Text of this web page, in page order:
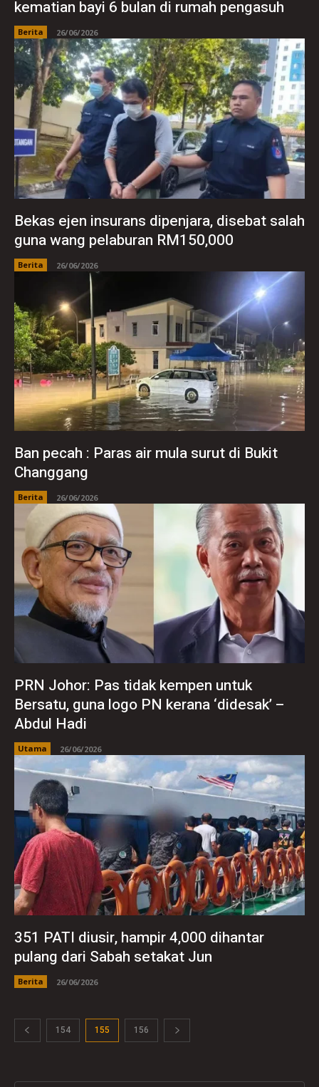
kematian bayi 6 bulan di rumah pengasuh
Berita 26/06/2026
Bekas ejen insurans dipenjara, disebat salah
guna wang pelaburan RM150,000
Berita 26/06/2026
Ban pecah : Paras air mula surut di Bukit
Changgang
Berita 26/06/2026
PRN Johor: Pas tidak kempen untuk
Bersatu, guna logo PN kerana ‘didesak’ –
Abdul Hadi
Utama 26/06/2026
351 PATI diusir, hampir 4,000 dihantar
pulang dari Sabah setakat Jun
Berita 26/06/2026
154 155 156